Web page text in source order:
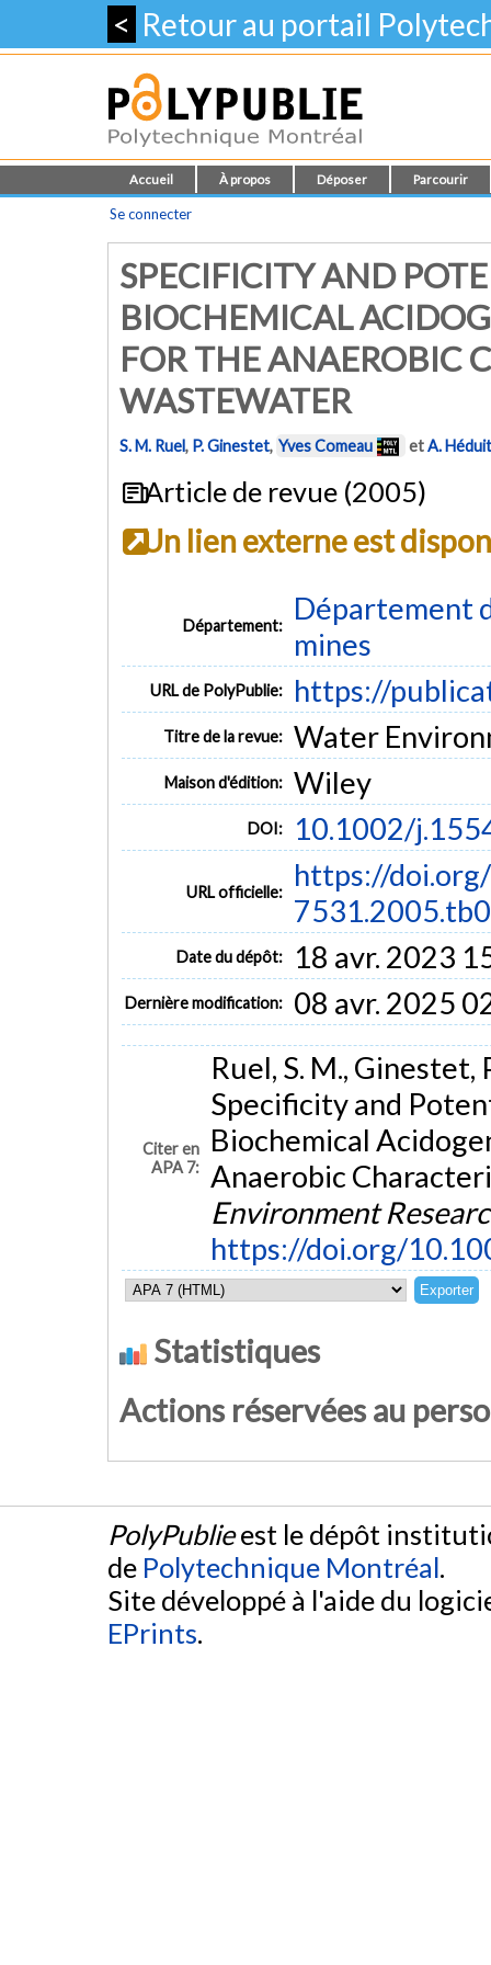
< Retour au portail
Accueil À propos Déposer Parcourir
Se connecter
SPECIFICITY AND
BIOCHEMICAL
FOR THE ANAEROBIC
WASTEWATER
S. M. Ruel, P. Ginestet, Yves Comeau etA. Héduit
Article de revue (2005)
Un lien externe est
Département:
Département
mines
URL de PolyPublie: https://
Titre de la revue: Water
Maison d'édition: Wiley
DOI: 10.1002/
URL officielle:
https://
Date du dépôt: 18 avr. 2023
Dernière modification: 08 avr. 2025
Citer en
APA 7:
Ruel, S. M., Ginestet,
Specificity and
Biochemical
Anaerobic
Environment
https://doi.org/
Statistiques
Actions réservées au
PolyPublieest le dépôt
de Polytechnique Montréal.
Site développé à l'aide du
EPrints.